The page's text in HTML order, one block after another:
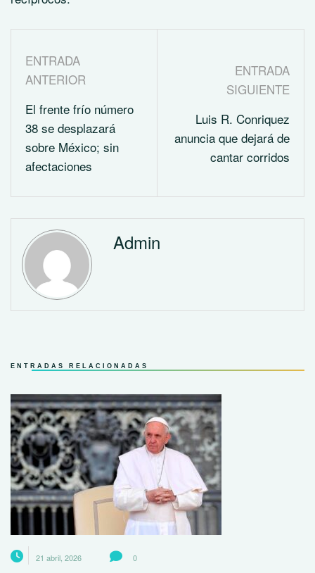
ENTRADA
ANTERIOR
El frente frío número
38 se desplazará
sobre México; sin
afectaciones
ENTRADA
SIGUIENTE
Luis R. Conriquez
anuncia que dejará de
cantar corridos
Admin
ENTRADAS RELACIONADAS
21 abril, 2026 0